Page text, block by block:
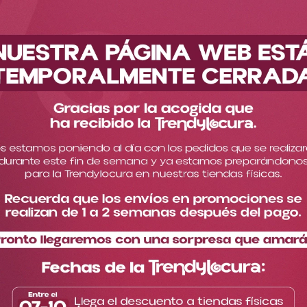
Beauty Glazed Cejas
Filtrar
1producto
Fecha de release
Lápiz Para Cejas Beauty
Glazed Ref B69
$ 20.000
Color :TONO 02